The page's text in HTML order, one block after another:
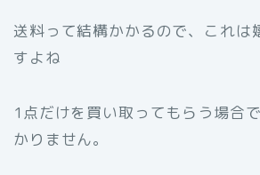
送料って結構かかるので、これは
すよね
1点だけを買い取ってもらう場合
かりません。